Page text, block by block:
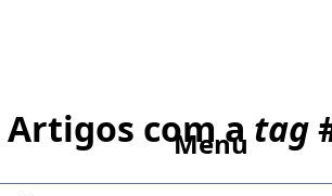
Menu
Artigos com atag